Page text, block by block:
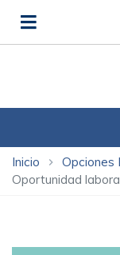
Inicio chevron_right Opciones
Oportunidad